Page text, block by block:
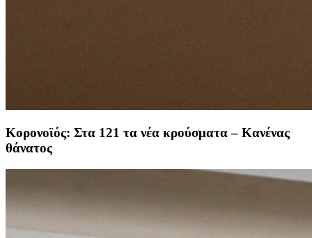
Κορονοϊός: Στα 121 τα νέα κρούσματα – Κανένας
θάνατος